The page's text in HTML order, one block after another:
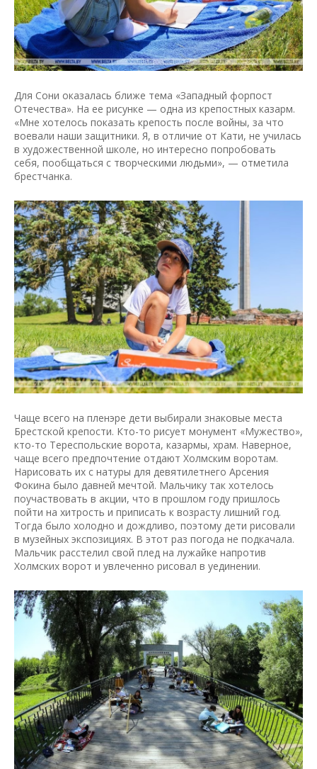
Для Сони оказалась ближе тема «Западный форпост
Отечества». На ее рисунке — одна из крепостных казарм.
«Мне хотелось показать крепость после войны, за что
воевали наши защитники. Я, в отличие от Кати, не училась
в художественной школе, но интересно попробовать
себя, пообщаться с творческими людьми», — отметила
брестчанка.
Чаще всего на пленэре дети выбирали знаковые места
Брестской крепости. Кто-то рисует монумент «Мужество»,
кто-то Тереспольские ворота, казармы, храм. Наверное,
чаще всего предпочтение отдают Холмским воротам.
Нарисовать их с натуры для девятилетнего Арсения
Фокина было давней мечтой. Мальчику так хотелось
поучаствовать в акции, что в прошлом году пришлось
пойти на хитрость и приписать к возрасту лишний год.
Тогда было холодно и дождливо, поэтому дети рисовали
в музейных экспозициях. В этот раз погода не подкачала.
Мальчик расстелил свой плед на лужайке напротив
Холмских ворот и увлеченно рисовал в уединении.